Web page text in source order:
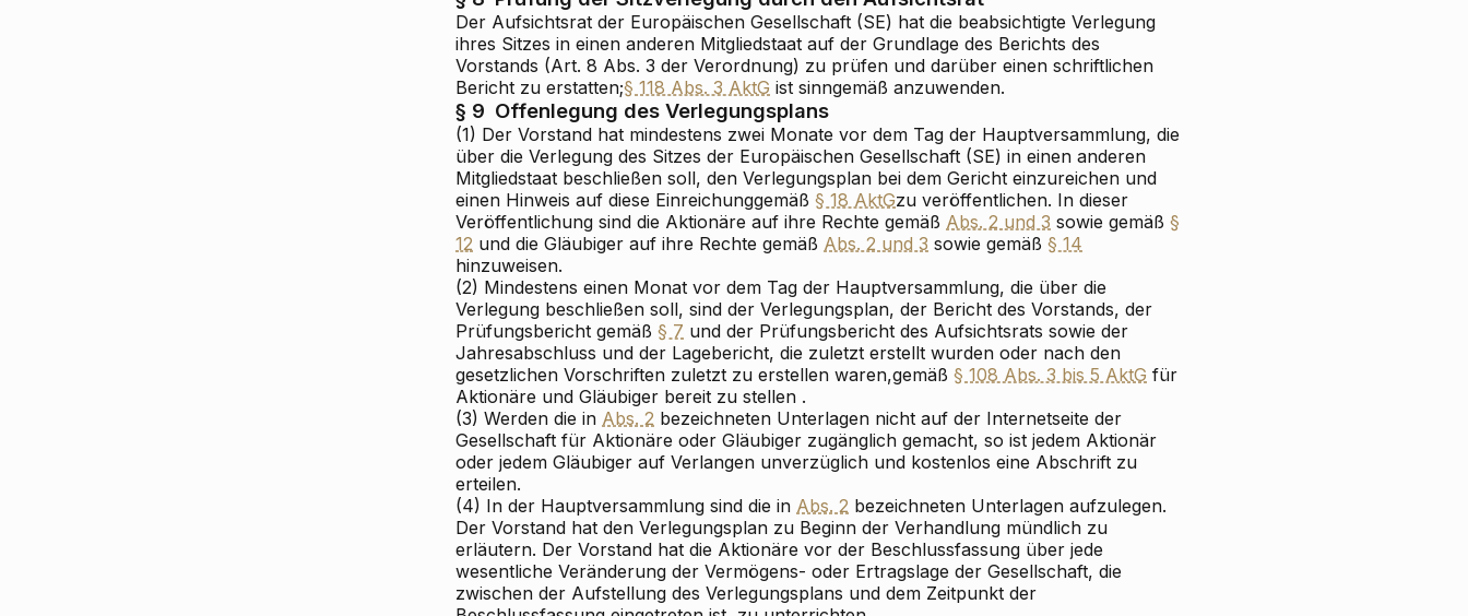
Der Aufsichtsrat der Europäischen Gesellschaft (SE) hat die beabsichtigte Verlegung
ihres Sitzes in einen anderen Mitgliedstaat auf der Grundlage des Berichts des
Vorstands (Art. 8 Abs. 3 der Verordnung) zu prüfen und darüber einen schriftlichen
Bericht zu erstatten;§ 118 Abs. 3 AktG ist sinngemäß anzuwenden.
§ 9 Offenlegung des Verlegungsplans
(1) Der Vorstand hat mindestens zwei Monate vor dem Tag der Hauptversammlung, die
über die Verlegung des Sitzes der Europäischen Gesellschaft (SE) in einen anderen
Mitgliedstaat beschließen soll, den Verlegungsplan bei dem Gericht einzureichen und
einen Hinweis auf diese Einreichunggemäß § 18 AktGzu veröffentlichen. In dieser
Veröffentlichung sind die Aktionäre auf ihre Rechte gemäß Abs. 2 und 3 sowie gemäß §
12 und die Gläubiger auf ihre Rechte gemäß Abs. 2 und 3 sowie gemäß § 14
hinzuweisen.
(2) Mindestens einen Monat vor dem Tag der Hauptversammlung, die über die
Verlegung beschließen soll, sind der Verlegungsplan, der Bericht des Vorstands, der
Prüfungsbericht gemäß § 7 und der Prüfungsbericht des Aufsichtsrats sowie der
Jahresabschluss und der Lagebericht, die zuletzt erstellt wurden oder nach den
gesetzlichen Vorschriften zuletzt zu erstellen waren,gemäß § 108 Abs. 3 bis 5 AktG für
Aktionäre und Gläubiger bereit zu stellen .
(3) Werden die in Abs. 2 bezeichneten Unterlagen nicht auf der Internetseite der
Gesellschaft für Aktionäre oder Gläubiger zugänglich gemacht, so ist jedem Aktionär
oder jedem Gläubiger auf Verlangen unverzüglich und kostenlos eine Abschrift zu
erteilen.
(4) In der Hauptversammlung sind die in Abs. 2 bezeichneten Unterlagen aufzulegen.
Der Vorstand hat den Verlegungsplan zu Beginn der Verhandlung mündlich zu
erläutern. Der Vorstand hat die Aktionäre vor der Beschlussfassung über jede
wesentliche Veränderung der Vermögens- oder Ertragslage der Gesellschaft, die
zwischen der Aufstellung des Verlegungsplans und dem Zeitpunkt der